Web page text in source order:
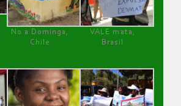
No a Dominga,
Chile
VALE mata,
Brasil